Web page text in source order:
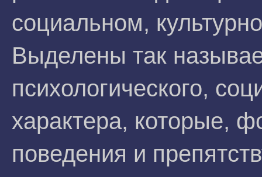
социальном,
Выделены так
психологического,
характера, которые,
поведения и